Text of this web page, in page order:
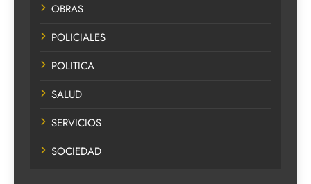
OBRAS
POLICIALES
POLITICA
SALUD
SERVICIOS
SOCIEDAD